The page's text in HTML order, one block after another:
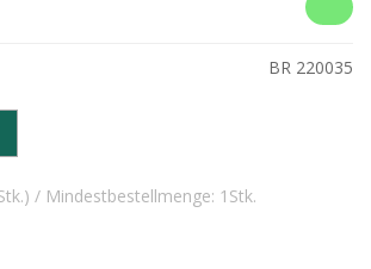
BR 220035
/ Mindestbestellmenge: 1Stk.